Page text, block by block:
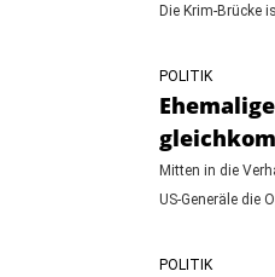
Die Krim-Brücke
POLITIK
Mitten in die
US-Generäle die
POLITIK